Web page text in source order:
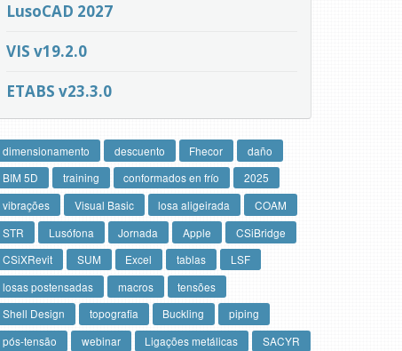
LusoCAD 2027
VIS v19.2.0
ETABS v23.3.0
dimensionamento descuento Fhecor
daño
BIM 5D
training conformados en frío
2025
vibrações
Visual Basic losa aligeirada
COAM
STR
Lusófona Jornada Apple
CSiBridge
CSiXRevit
SUM Excel tablas
LSF
losas postensadas
macros
tensões
Shell Design
topografia Buckling
piping
pós-tensão
webinar Ligações metálicas
SACYR